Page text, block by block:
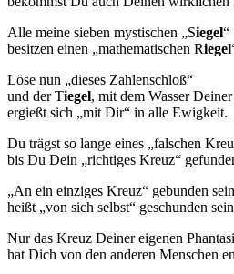
Alle meine sieben mystischen „Siegel“
besitzen einen „mathematischen Riegel
Löse nun „dieses Zahlenschloß“
und der Tiegel, mit dem Wasser
ergießt sich „mit Dir“ in alle Ewigkeit.
Du trägst so lange eines „falschen
bis Du Dein „richtiges Kreuz“
„An ein einziges Kreuz“ gebunden
heißt „von sich selbst“ geschunden
Nur das Kreuz Deiner eigenen
hat Dich von den anderen Menschen